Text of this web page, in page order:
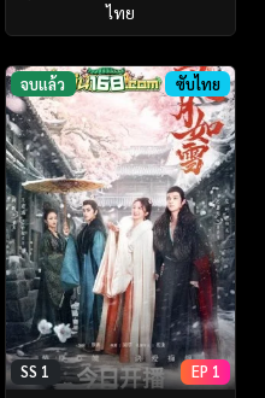
ไทย
จบแล้ว ซับไทย
SS 1 EP 1